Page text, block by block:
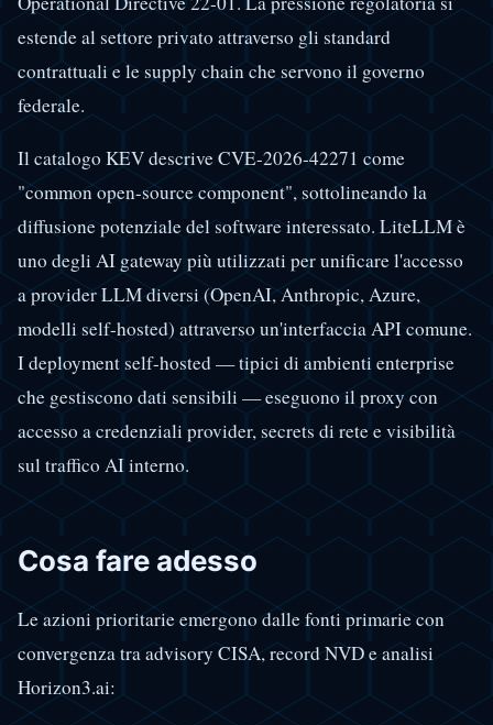
estende al settore privato attraverso gli standard
contrattuali e le supply chain che servono il governo
federale.
Il catalogo KEV descrive CVE-2026-42271 come
"common open-source component", sottolineando la
diffusione potenziale del software interessato. LiteLLM è
uno degli AI gateway più utilizzati per unificare l'accesso
a provider LLM diversi (OpenAI, Anthropic, Azure,
modelli self-hosted) attraverso un'interfaccia API comune.
I deployment self-hosted — tipici di ambienti enterprise
che gestiscono dati sensibili — eseguono il proxy con
accesso a credenziali provider, secrets di rete e visibilità
sul traffico AI interno.
Cosa fare adesso
Le azioni prioritarie emergono dalle fonti primarie con
convergenza tra advisory CISA, record NVD e analisi
Horizon3.ai: